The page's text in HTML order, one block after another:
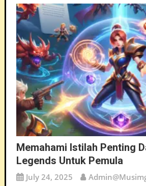
Memahami Istilah Penting
Legends Untuk Pemula
July 24, 2025